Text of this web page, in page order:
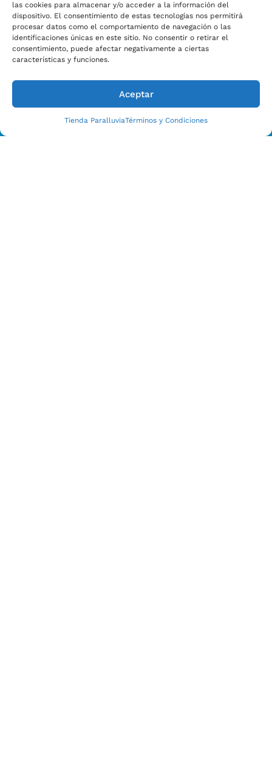
las cookies para almacenar y/o acceder a la información del
dispositivo. El consentimiento de estas tecnologías nos permitirá
procesar datos como el comportamiento de navegación o las
identificaciones únicas en este sitio. No consentir o retirar el
consentimiento, puede afectar negativamente a ciertas
características y funciones.
Aceptar
Tienda ParalluviaTérminos y Condiciones